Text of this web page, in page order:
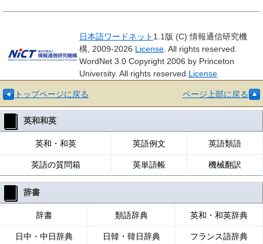
日本語ワードネット 1.1版 (C) 情報通信研究機
構, 2009-2026 License . All rights reserved.
WordNet 3.0 Copyright 2006 by Princeton
University. All rights reserved. License
トップページに戻る ページ上部に戻る
英和和英
英和・和英 英語例文 英語類語
英語の質問箱 英単語帳 機械翻訳
辞書
辞書 類語辞典 英和・和英辞典
日中・中日辞典 日韓・韓日辞典 フランス語辞典